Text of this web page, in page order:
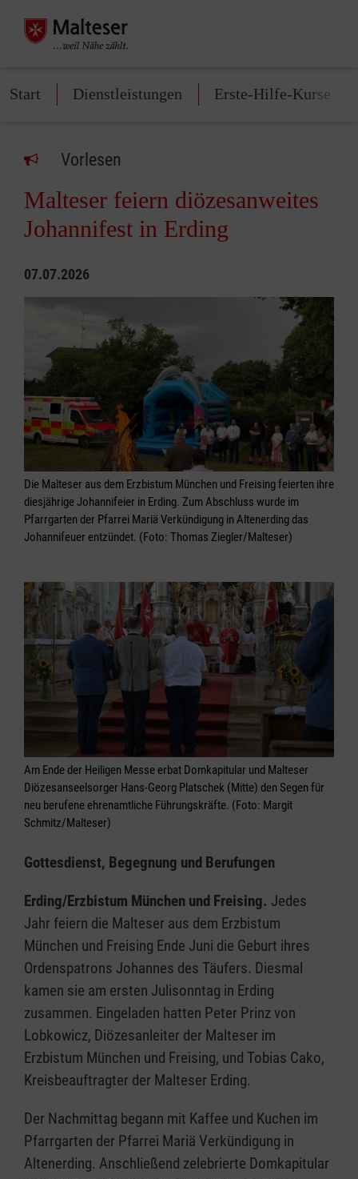
Start Dienstleistungen Erste-Hilfe-Kurse
Vorlesen
Malteser feiern diözesanweites
Johannifest in Erding
07.07.2026
Die Malteser aus dem Erzbistum München und Freising feierten ihre
diesjährige Johannifeier in Erding. Zum Abschluss wurde im
Pfarrgarten der Pfarrei Mariä Verkündigung in Altenerding das
Johannifeuer entzündet. (Foto: Thomas Ziegler/Malteser)
Am Ende der Heiligen Messe erbat Domkapitular und Malteser
Diözesanseelsorger Hans-Georg Platschek (Mitte) den Segen für
neu berufene ehrenamtliche Führungskräfte. (Foto: Margit
Schmitz/Malteser)
Gottesdienst, Begegnung und Berufungen
Erding/Erzbistum München und Freising. Jedes
Jahr feiern die Malteser aus dem Erzbistum
München und Freising Ende Juni die Geburt ihres
Ordenspatrons Johannes des Täufers. Diesmal
kamen sie am ersten Julisonntag in Erding
zusammen. Eingeladen hatten Peter Prinz von
Lobkowicz, Diözesanleiter der Malteser im
Erzbistum München und Freising, und Tobias Cako,
Kreisbeauftragter der Malteser Erding.
Der Nachmittag begann mit Kaffee und Kuchen im
Pfarrgarten der Pfarrei Mariä Verkündigung in
Altenerding. Anschließend zelebrierte Domkapitular